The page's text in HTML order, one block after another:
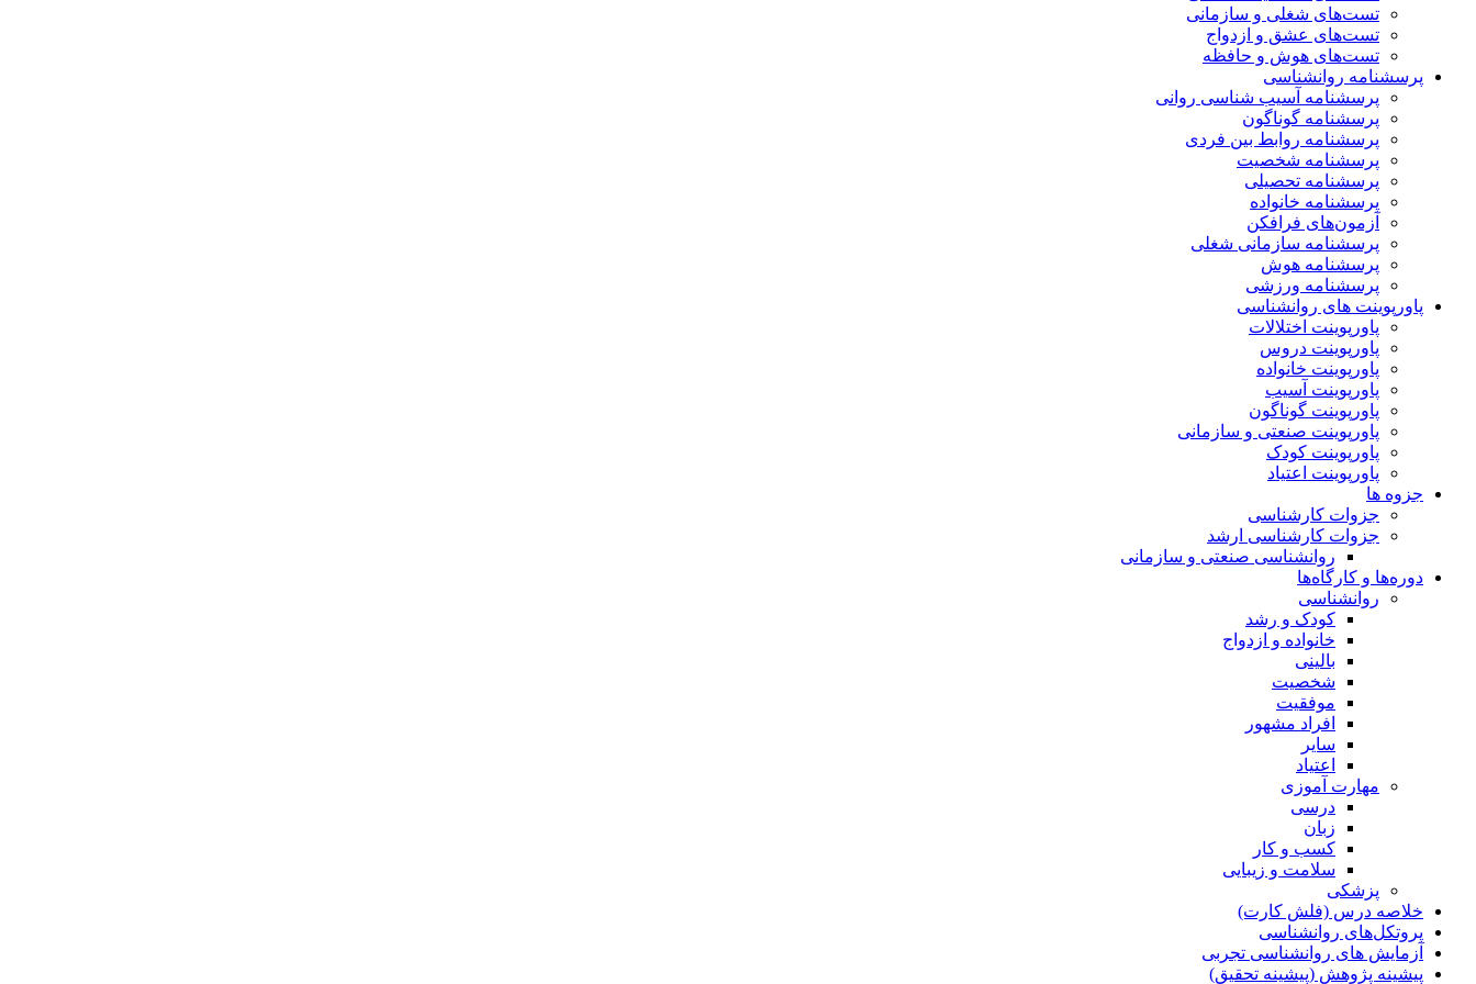
تست‌های شغلی و سازمانی
تست‌های عشق و ازدواج
تست‌های هوش و حافظه
پرسشنامه روانشناسی
پرسشنامه آسیب شناسی روانی
پرسشنامه گوناگون
پرسشنامه روابط بین فردی
پرسشنامه شخصیت
پرسشنامه تحصیلی
پرسشنامه خانواده
آزمون‌های فرافکن
پرسشنامه سازمانی شغلی
پرسشنامه هوش
پرسشنامه ورزشی
پاورپوینت های روانشناسی
پاورپوینت اختلالات
پاورپوینت دروس
پاورپوینت خانواده
پاورپوینت آسیب
پاورپوینت گوناگون
پاورپوینت صنعتی و سازمانی
پاورپوینت کودک
پاورپوینت اعتیاد
جزوه ها
جزوات کارشناسی
جزوات کارشناسی ارشد
روانشناسی صنعتی و سازمانی
دوره‌ها و کارگاه‌ها
روانشناسی
کودک و رشد
خانواده و ازدواج
بالینی
شخصیت
موفقیت
افراد مشهور
سایر
اعتیاد
مهارت آموزی
درسی
زبان
کسب و کار
سلامت و زیبایی
پزشکی
خلاصه درس (فلش کارت)
پروتکل‌های روانشناسی
آزمایش های روانشناسی تجربی
پیشینه پژوهش (پیشینه تحقیق)